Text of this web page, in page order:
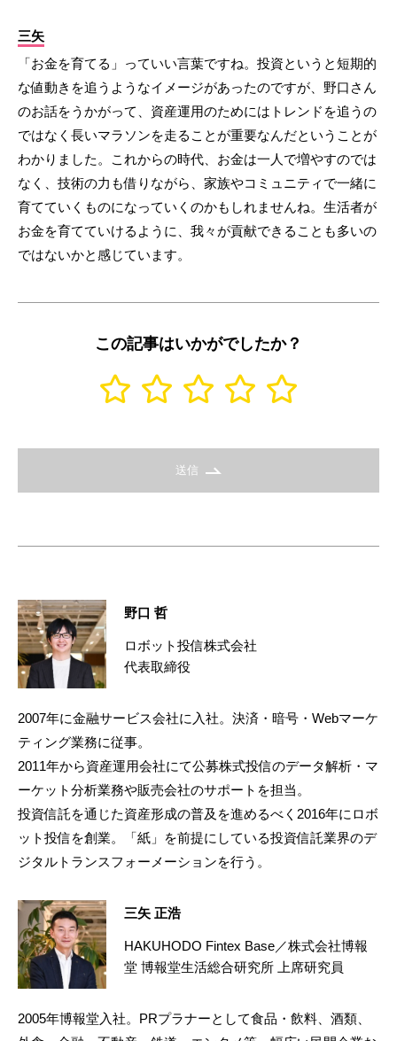
三矢
「お金を育てる」っていい言葉ですね。投資というと短期的
な値動きを追うようなイメージがあったのですが、野口さん
のお話をうかがって、資産運用のためにはトレンドを追うの
ではなく長いマラソンを走ることが重要なんだということが
わかりました。これからの時代、お金は一人で増やすのでは
なく、技術の力も借りながら、家族やコミュニティで一緒に
育てていくものになっていくのかもしれませんね。生活者が
お金を育てていけるように、我々が貢献できることも多いの
ではないかと感じています。
この記事はいかがでしたか？
送信
野口 哲
ロボット投信株式会社
代表取締役
2007年に金融サービス会社に入社。決済・暗号・Webマーケ
ティング業務に従事。
2011年から資産運用会社にて公募株式投信のデータ解析・マ
ーケット分析業務や販売会社のサポートを担当。
投資信託を通じた資産形成の普及を進めるべく2016年にロボ
ット投信を創業。「紙」を前提にしている投資信託業界のデ
ジタルトランスフォーメーションを行う。
三矢 正浩
HAKUHODO Fintex Base／株式会社博報
堂 博報堂生活総合研究所 上席研究員
2005年博報堂入社。PRプラナーとして食品・飲料、酒類、